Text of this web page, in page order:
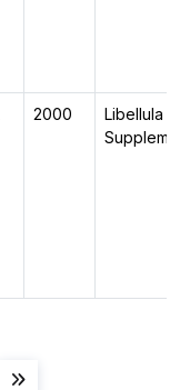
2000
Libellula